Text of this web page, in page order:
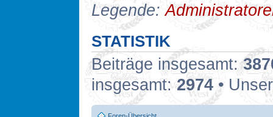
Legende:
STATISTIK
Beiträge insgesamt:
insgesamt:2974 •